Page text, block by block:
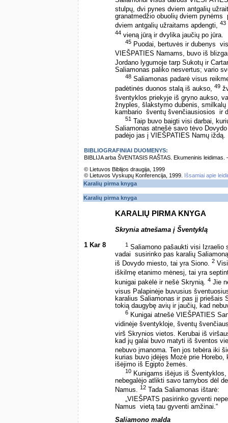
stulpų, dvi pynes dviem antgalių
granatmedžio obuolių dviem pynėms
dviem antgalių užraitams apdengti, 43
44 vieną jūrą ir dvylika jaučių po jūra.
45 Puodai, bertuvės ir dubenys
VIEŠPATIES Namams, buvo iš
Jordano lygumoje tarp Sukotų ir
Saliamonas paliko nesvertus; vario
48 Saliamonas padarė visus
padėtinės duonos stalą iš aukso, 49
šventyklos priekyje iš gryno aukso,
žnyples, šlakstymo dubenis,
kambario ­ šventų švenčiausiosios ­ ir
51
Taip buvo baigti visi darbai,
Saliamonas atnešė savo tėvo
padėjo jas į VIEŠPATIES Namų iždą.
BIBLIOGRAFINIAI DUOMENYS:
BIBLIJA arba ŠVENTASIS RAŠTAS. Ekumeninis
© Lietuvos Biblijos draugija, 1999
© Lietuvos Vyskupų Konferencija, 1999.
Išsamiai apie
Karalių pirma knyga
Karalių pirma knyga
KARALIŲ PIRMA KNYGA
Skrynia atnešama į Šventyklą
1 Kar 8 1 Saliamono pašaukti visi Izraelio
vadai ­ susirinko pas karalių
iš Dovydo miesto, tai yra Siono. 2
iškilmę etanimo mėnesį, tai yra
kunigai pakėlė ir nešė Skrynią. 4 Jie
visus Palapinėje buvusius
karalius Saliamonas ir pas jį priešais
tokią daugybę avių ir jaučių, kad
6 Kunigai atnešė VIEŠPATIES
vidinėje šventykloje, šventų
virš Skrynios vietos. Kerubai iš
kad jų galai buvo matyti iš šventos
nebuvo įmanoma. Ten jos tebėra iki
kurias buvo įdėjęs Mozė prie
išėjimo iš Egipto žemės.
10 Kunigams išėjus iš
nebegalėjo atlikti savo tarnybos dėl
Namus. 12 Tada Saliamonas ištarė:
„VIEŠPATS pasirinko gyventi
Namus ­ vietą tau gyventi amžinai.“
Saliamono malda